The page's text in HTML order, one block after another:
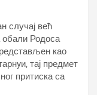
случај већ
обали Родоса
као
тај предмет
притиска са